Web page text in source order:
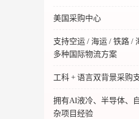
美国采购中心
支持空运 / 海运 / 铁路 /
多种国际物流方案
工科 + 语言双背景采购
拥有AI液冷、半导体、
杂项目经验